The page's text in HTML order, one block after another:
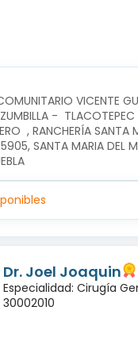
VICENTE
-  TLACOTEPEC
, RANCHERÍA SANTA
SANTA MARIA DEL
Dr. Joel Joaquin
Especialidad: Cirugía
30002010